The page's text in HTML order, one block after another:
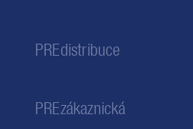
PREdistribuce
PREzákaznická